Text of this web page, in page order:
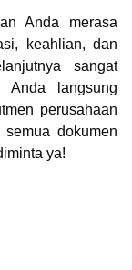
Anda merasa
keahlian, dan
sangat
Anda langsung
perusahaan
dokumen
ya!